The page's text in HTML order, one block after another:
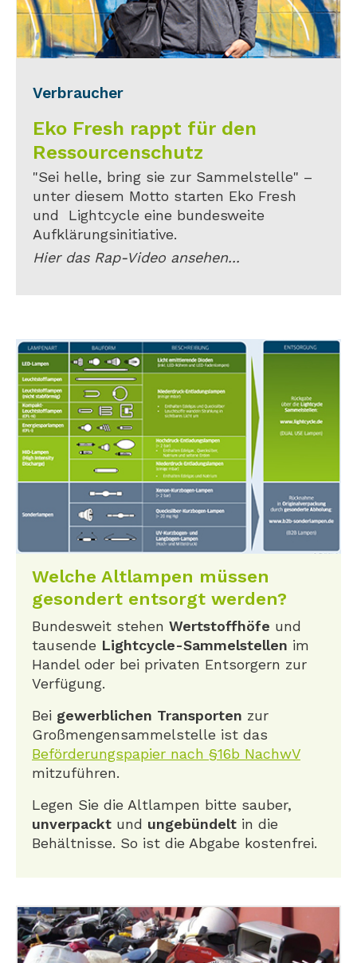
Verbraucher
Eko Fresh rappt für den
Ressourcenschutz
"Sei helle, bring sie zur Sammelstelle" –
unter diesem Motto starten Eko Fresh
und Lightcycle eine bundesweite
Aufklärungsinitiative.
Hier das Rap-Video ansehen...
Welche Altlampen müssen
gesondert entsorgt werden?
Bundesweit stehen Wertstoffhöfe und
tausende Lightcycle-Sammelstellen im
Handel oder bei privaten Entsorgern zur
Verfügung.
Bei gewerblichen Transporten zur
Großmengensammelstelle ist das
Beförderungspapier nach §16b NachwV
mitzuführen.
Legen Sie die Altlampen bitte sauber,
unverpackt und ungebündelt in die
Behältnisse. So ist die Abgabe kostenfrei.